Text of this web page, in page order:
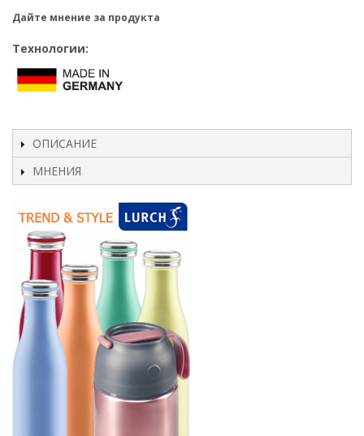
Дайте мнение за продукта
Технологии:
ОПИСАНИЕ
МНЕНИЯ